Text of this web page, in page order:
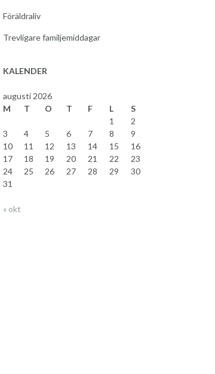
Föräldraliv
Trevligare familjemiddagar
KALENDER
augusti 2026
M
T O T F L
S
1
2
3
4 5 6 7 8
9
10
11 12 13 14 15
16
17
18 19 20 21 22
23
24
25 26 27 28 29
30
31
« okt